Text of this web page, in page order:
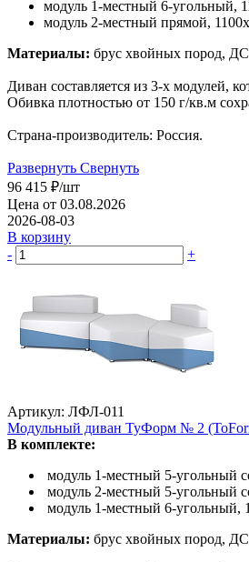
модуль 1-местный 6-угольный,
модуль 2-местный прямой,
Материалы: брус хвойных пород,
Диван составляется из 3-х модулей,
Обивка плотностью от 150 г/кв.м
Страна-производитель: Россия.
Развернуть Свернуть
96 415 ₽/шт
Цена от 03.08.2026
2026-08-03
В корзину
-
+
Артикул: ЛФЛ-011
Модульный диван ТуФорм № 2
В комплекте:
модуль 1-местный 5-угольный
модуль 2-местный 5-угольный
модуль 1-местный 6-угольный,
Материалы: брус хвойных пород,